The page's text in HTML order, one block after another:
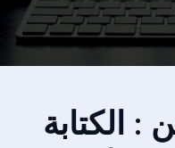
: الكتابة